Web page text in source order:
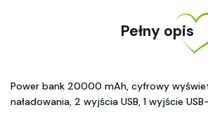
Pełny opis
Power bank 20000 mAh, cyfrowy
naładowania, 2 wyjścia USB, 1 wyjście